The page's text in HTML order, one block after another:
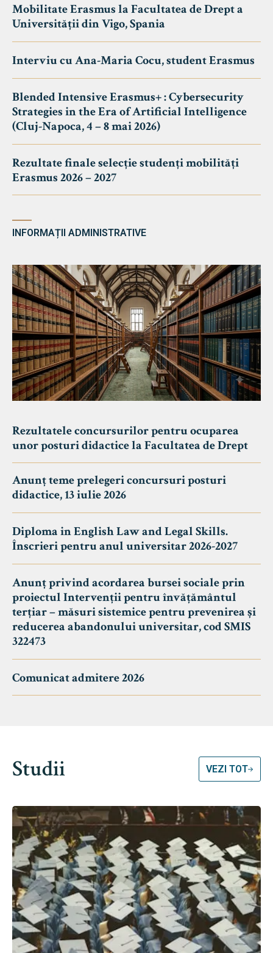
Mobilitate Erasmus la Facultatea de Drept a
Universității din Vigo, Spania
Interviu cu Ana-Maria Cocu, student Erasmus
Blended Intensive Erasmus+ : Cybersecurity
Strategies in the Era of Artificial Intelligence
(Cluj-Napoca, 4 – 8 mai 2026)
Rezultate finale selecție studenți mobilități
Erasmus 2026 – 2027
INFORMAȚII ADMINISTRATIVE
Rezultatele concursurilor pentru ocuparea
unor posturi didactice la Facultatea de Drept
Anunț teme prelegeri concursuri posturi
didactice, 13 iulie 2026
Diploma in English Law and Legal Skills.
Înscrieri pentru anul universitar 2026-2027
Anunț privind acordarea bursei sociale prin
proiectul Intervenții pentru învățământul
terțiar – măsuri sistemice pentru prevenirea și
reducerea abandonului universitar, cod SMIS
322473
Comunicat admitere 2026
Studii VEZI TOT